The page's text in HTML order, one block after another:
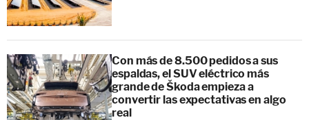
Con más de 8.500 pedidos a sus
espaldas, el SUV eléctrico más
grande de Škoda empieza a
convertir las expectativas en algo
real